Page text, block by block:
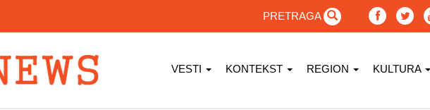
PRETRAGA
VESTI KONTEKST REGION KULTURA